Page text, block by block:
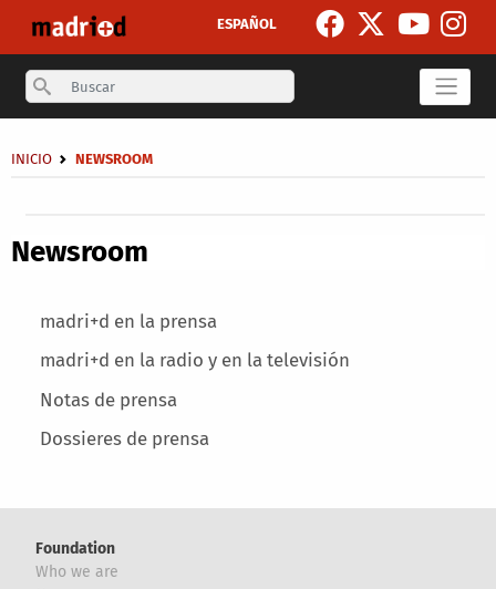
ESPAÑOL
Search
Breadcrumb
INICIO NEWSROOM
Main menu
madri+d en la prensa
madri+d en la radio y en la televisión
Notas de prensa
Dossieres de prensa
Newsroom
Foundation
Who we are